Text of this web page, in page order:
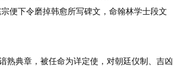
便下令磨掉韩愈所写碑文，命翰林学士段文
典章，被任命为详定使，对朝廷仪制、吉凶